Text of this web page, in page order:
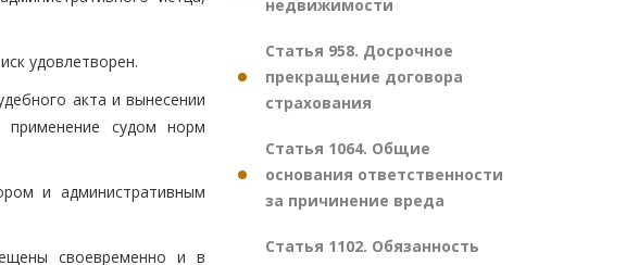
удовлетворен.
акта и вынесении
применение судом норм
и административным
своевременно и в
недвижимости
Статья 958. Досрочное
прекращение договора
страхования
Статья 1064. Общие
основания ответственности
за причинение вреда
Статья 1102. Обязанность